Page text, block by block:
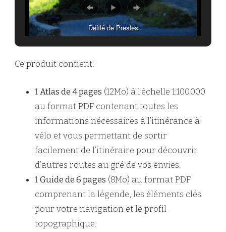
Défilé de Presles
Ce produit contient:
1Atlas de 4 pages (12Mo) à l’échelle 1:100.000
au format PDF contenant toutes les
informations nécessaires à l’itinérance à
vélo et vous permettant de sortir
facilement de l’itinéraire pour découvrir
d’autres routes au gré de vos envies.
1Guide de 6 pages (8Mo) au format PDF
comprenant la légende, les éléments clés
pour votre navigation et le profil
topographique.